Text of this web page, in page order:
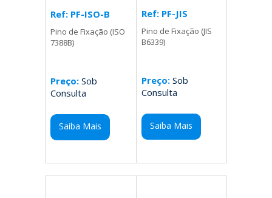
Ref: PF-ISO-B
Pino de Fixação (ISO
7388B)
Preço: Sob
Consulta
Saiba Mais
Ref: PF-JIS
Pino de Fixação (JIS
B6339)
Preço:Sob
Consulta
Saiba Mais